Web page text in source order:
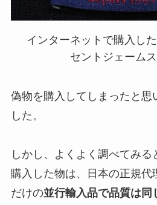
インターネットで購入し
セントジェーム
偽物を購入してしまったと思
した。
しかし、よくよく調べてみ
購入した物は、日本の正規代
だけの並行輸入品で品質は同